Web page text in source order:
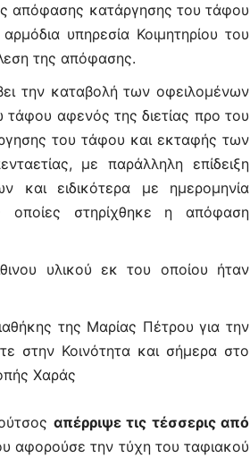
απόφασης κατάργησης του τάφου
υπηρεσία Κοιμητηρίου του
της απόφασης.
την καταβολή των οφειλομένων
αφενός της διετίας προ του
του τάφου και εκταφής των
με παράλληλη επίδειξη
και ειδικότερα με ημερομηνία
οποίες στηρίχθηκε η απόφαση
υλικού εκ του οποίου ήταν
της Μαρίας Πέτρου για την
στην Κοινότητα και σήμερα στο
Χαράς
απέρριψε τις τέσσερις από
αφορούσε την τύχη του ταφιακού